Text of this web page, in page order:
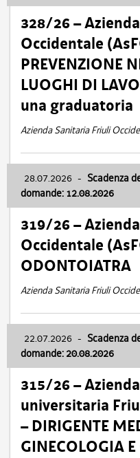
328/26 –
Occidentale
PREVENZIONE
LUOGHI DI
una graduatoria
Azienda Sanitaria Friuli
28.07.2026 - Scadenza
domande: 12.08.2026
319/26 –
Occidentale
ODONTOIATRA
Azienda Sanitaria Friuli
22.07.2026 - Scadenza
domande: 20.08.2026
315/26 –
universitaria
– DIRIGENTE
GINECOLOGIA